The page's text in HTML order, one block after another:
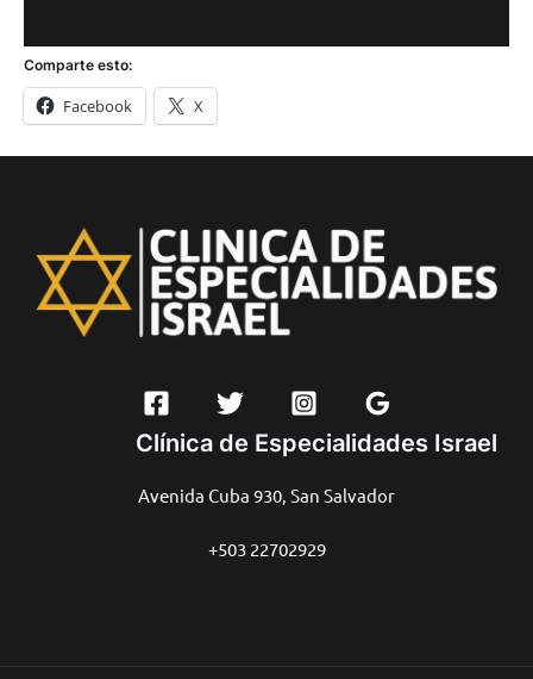
Comparte esto:
Facebook X
Clínica de Especialidades Israel
Avenida Cuba 930, San Salvador
+503 22702929